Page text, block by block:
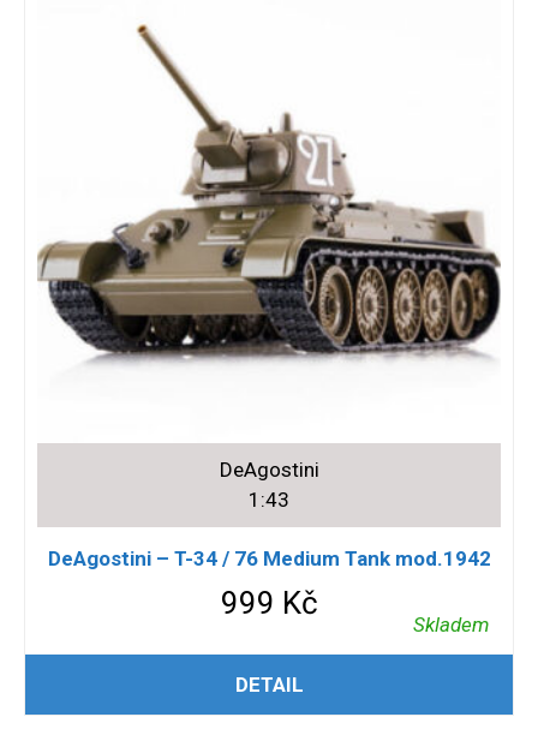
DeAgostini
1:43
DeAgostini – T-34 / 76 Medium Tank mod.1942
999 Kč
Skladem
PŘIDAT DO KOŠÍKU
DETAIL